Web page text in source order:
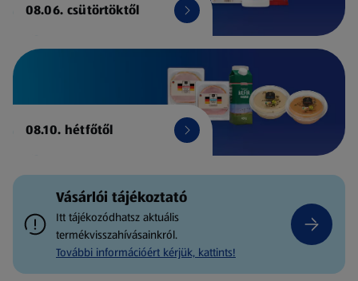
08.06. csütörtöktől
08.10. hétfőtől
Vásárlói tájékoztató
Itt tájékozódhatsz aktuális
termékvisszahívásainkról.
További információért kérjük, kattints!